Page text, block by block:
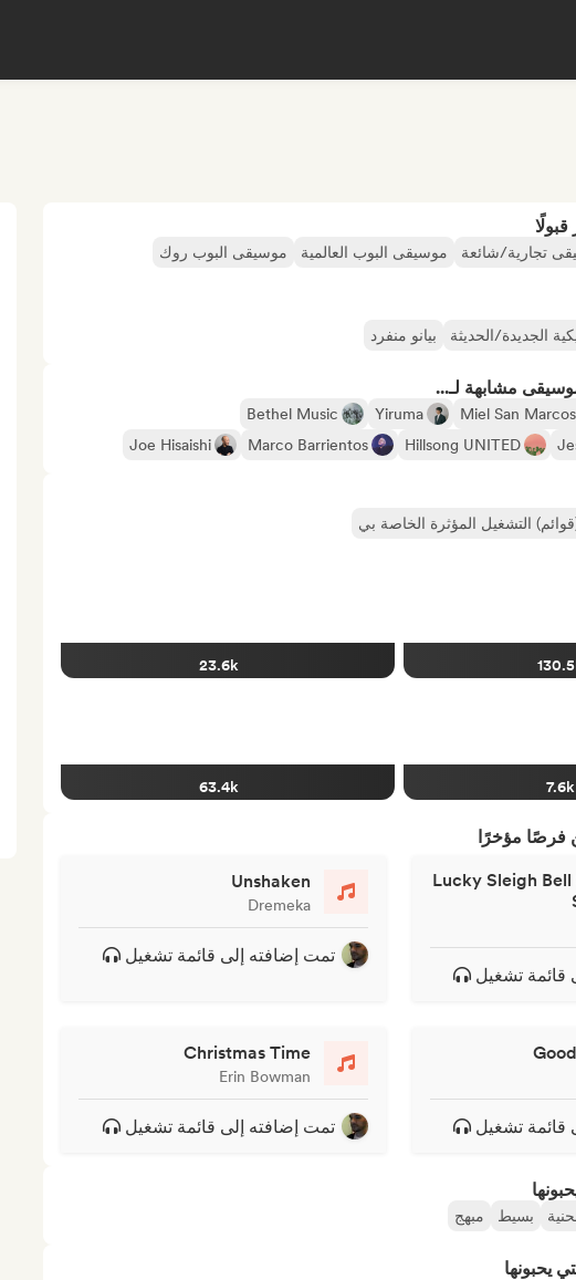
قبولًا
تجارية/شائعة موسيقى البوب العالمية
موسيقى البوب روك
الجديدة/الحديثة بيانو منفرد
مشابهة لـ...
Miel San Marcos
Yiruma
Bethel Music
Hillsong UNITED
Marco Barrientos
Joe Hisaishi
التشغيل المؤثرة الخاصة بي
23.6k
7.6k
63.4k
فرصًا مؤخرًا
Lucky Sleigh
قائمة تشغيل
Unshaken
Dremeka
تمت إضافته إلى قائمة تشغيل
قائمة تشغيل
Christmas Time
Erin Bowman
تمت إضافته إلى قائمة تشغيل
بسيط مبهج
يحبونها